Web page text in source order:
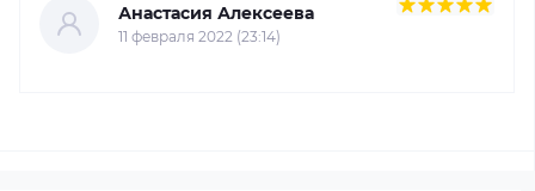
Анастасия Алексеева
11 февраля 2022 (23:14)